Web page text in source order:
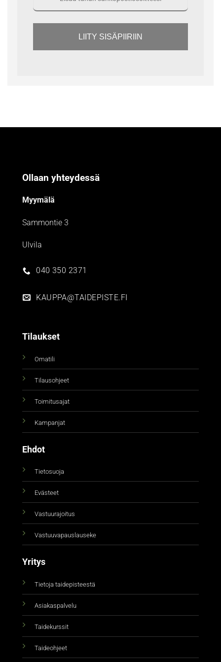
LIITY SISÄPIIRIIN
Ollaan yhteydessä
Myymälä
Sammontie 3
Ulvila
040 350 2371
KAUPPA@TAIDEPISTE.FI
Tilaukset
Omatili
Tilausohjeet
Toimitusajat
Kampanjat
Ehdot
Tietosuoja
Evästeet
Vastuurajoitus
Vastuuvapauslauseke
Yritys
Tietoja taidepisteestä
Asiakaspalvelu
Taidekurssit
Taideohjeet